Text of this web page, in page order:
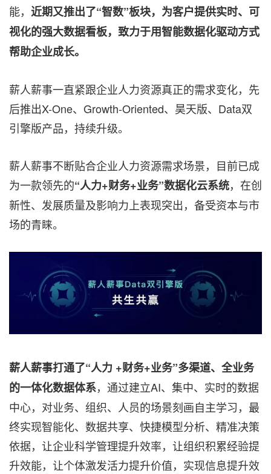
能， 近期又推出了“智数”板块，为客户提供实时、可
视化的强大数据看板，致力于用智能数据化驱动方式
帮助企业成长。
薪人薪事一直紧跟企业人力资源真正的需求变化，先
后推出X-One、Growth-Oriented、昊天版、Data双
引擎版产品，持续升级。
薪人薪事不断贴合企业人力资源需求场景，目前已成
为一款领先的“人力+财务+业务”数据化云系统，在创
新性、发展质量及影响力上表现突出，备受资本与市
场的青睐。
薪人薪事打通了“人力 +财务+业务”多渠道、全业务
的一体化数据体系，通过建立AI、集中、实时的数据
中心，对业务、组织、人员的场景刻画自主学习，最
终实现智能化、数据共享、快捷模型分析、精准决策
依据，让企业科学管理提升效率，让组织积累经验提
升效能，让个体激发活力提升价值，实现信息提升效